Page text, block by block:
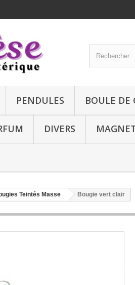
PENDULES BOULE DE
DIVERS
Teintés Masse Bougie vert clair